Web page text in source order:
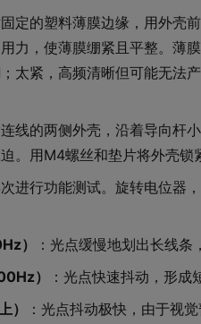
固定的塑料薄膜边缘，用外壳
力，使薄膜绷紧且平整。薄
太紧，高频清晰但可能无法
连线的两侧外壳，沿着导向杆
。用M4螺丝和垫片将外壳锁
次进行功能测试。旋转电位器
）
：光点缓慢地划出长线条
）
：光点快速抖动，形
）
：光点抖动极快，由于视